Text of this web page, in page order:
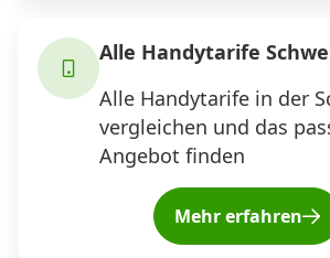
Alle Handytarife
Alle Handytarife in der
vergleichen und das
Angebot finden
Mehr erfahren